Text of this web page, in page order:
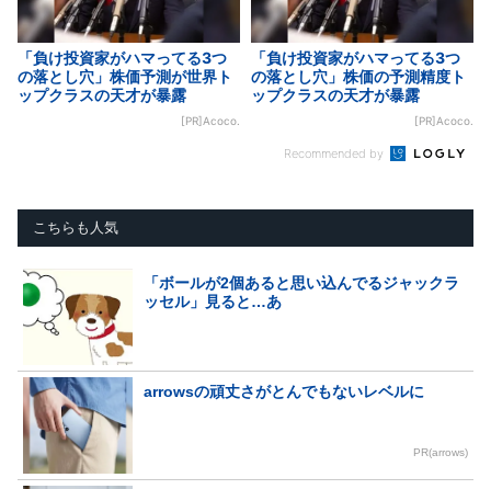
「負け投資家がハマってる3つ
の落とし穴」株価予測が世界ト
ップクラスの天才が暴露
[PR]Acoco.
「負け投資家がハマってる3つ
の落とし穴」株価の予測精度ト
ップクラスの天才が暴露
[PR]Acoco.
Recommended by
こちらも人気
「ボールが2個あると思い込んでるジャックラ
ッセル」見ると…あ
arrowsの頑丈さがとんでもないレベルに
PR(arrows)